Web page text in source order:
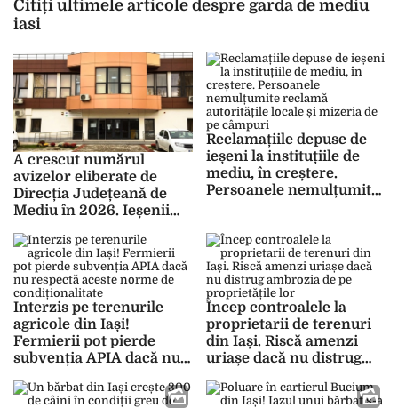
Citiți ultimele articole despre garda de mediu
iasi
A crescut numărul
avizelor eliberate de
Direcția Județeană de
Mediu în 2026. Ieșenii
primarii din mediul rural
extind rețelele de
canalizare și de gaze
Reclamațiile depuse de
ieșeni la instituțiile de
mediu, în creștere.
Persoanele nemulțumite
câmpuri
Interzis pe terenurile
agricole din Iași!
Fermierii pot pierde
subvenția APIA dacă nu
de condiționalitate
Încep controalele la
proprietarii de terenuri
din Iași. Riscă amenzi
uriașe dacă nu distrug
proprietățile lor